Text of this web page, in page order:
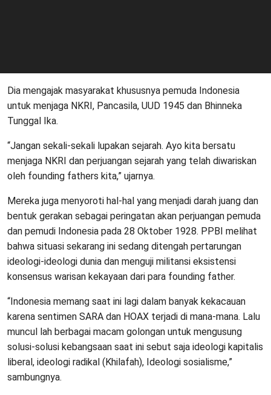
Dia mengajak masyarakat khususnya pemuda Indonesia
untuk menjaga NKRI, Pancasila, UUD 1945 dan Bhinneka
Tunggal Ika.
“Jangan sekali-sekali lupakan sejarah. Ayo kita bersatu
menjaga NKRI dan perjuangan sejarah yang telah diwariskan
oleh founding fathers kita,” ujarnya.
Mereka juga menyoroti hal-hal yang menjadi darah juang dan
bentuk gerakan sebagai peringatan akan perjuangan pemuda
dan pemudi Indonesia pada 28 Oktober 1928. PPBI melihat
bahwa situasi sekarang ini sedang ditengah pertarungan
ideologi-ideologi dunia dan menguji militansi eksistensi
konsensus warisan kekayaan dari para founding father.
“Indonesia memang saat ini lagi dalam banyak kekacauan
karena sentimen SARA dan HOAX terjadi di mana-mana. Lalu
muncul lah berbagai macam golongan untuk mengusung
solusi-solusi kebangsaan saat ini sebut saja ideologi kapitalis
liberal, ideologi radikal (Khilafah), Ideologi sosialisme,”
sambungnya.